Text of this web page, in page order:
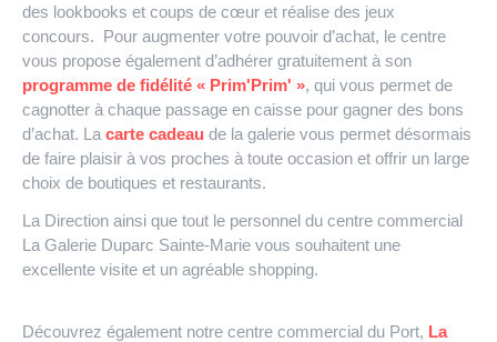
des lookbooks et coups de cœur et réalise des jeux
concours. Pour augmenter votre pouvoir d’achat, le centre
vous propose également d’adhérer gratuitement à son
programme de fidélité « Prim'Prim' », qui vous permet de
cagnotter à chaque passage en caisse pour gagner des bons
d’achat. La carte cadeau de la galerie vous permet désormais
de faire plaisir à vos proches à toute occasion et offrir un large
choix de boutiques et restaurants.
La Direction ainsi que tout le personnel du centre commercial
La Galerie Duparc Sainte-Marie vous souhaitent une
excellente visite et un agréable shopping.
Découvrez également notre centre commercial du Port, La